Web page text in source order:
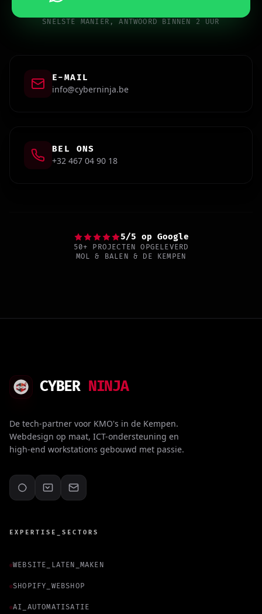
SNELSTE MANIER, ANTWOORD BINNEN 2 UUR
E-MAIL
info@cyberninja.be
BEL ONS
+32 467 04 90 18
5/5 op Google
50+ PROJECTEN OPGELEVERD
MOL & BALEN & DE KEMPEN
CYBER NINJA
De tech-partner voor KMO's in de Kempen.
Webdesign op maat, ICT-ondersteuning en
high-end workstations gebouwd met passie.
EXPERTISE_SECTORS
WEBSITE_LATEN_MAKEN
SHOPIFY_WEBSHOP
AI_AUTOMATISATIE